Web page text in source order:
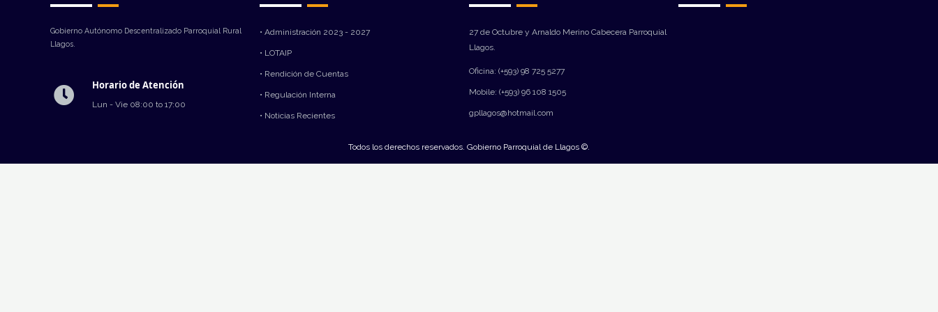
Gobierno Autónomo Descentralizado Parroquial Rural
Llagos.
Horario de Atención
Lun - Vie 08:00 to 17:00
• Administración 2023 - 2027
• LOTAIP
• Rendición de Cuentas
• Regulación Interna
• Noticias Recientes
27 de Octubre y Arnaldo Merino Cabecera Parroquial
Llagos.
Oficina: (+593) 98 725 5277
Mobile: (+593) 96 108 1505
gpllagos@hotmail.com
Todos los derechos reservados. Gobierno Parroquial de Llagos ©.